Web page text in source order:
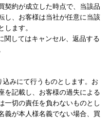
契約が成立した時点で、当該品
し、お客様は当社が任意に当該
ます。
してはキャンセル、返品する
みにて行うものとします。お
を記載し、お客様の過失による
一切の責任を負わないものとし
義が本人様名義でない場合、買